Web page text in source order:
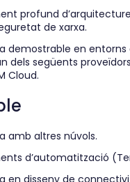
profund
de xarxa.
demostrable en
dels següents
Cloud.
amb altres núvols.
d’automatització
en disseny de